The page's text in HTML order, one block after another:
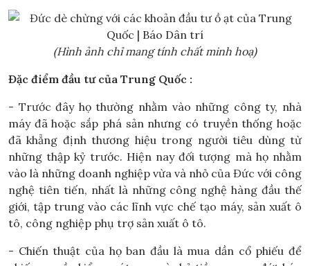
(Hình ảnh chỉ mang tính chất minh hoạ)
Đặc điểm đầu tư của Trung Quốc :
- Trước đây họ thường nhằm vào những công ty, nhà
máy đã hoặc sắp phá sản nhưng có truyền thống hoặc
đã khẳng định thương hiệu trong người tiêu dùng từ
những thập kỷ trước. Hiện nay đối tượng mà họ nhằm
vào là những doanh nghiệp vừa và nhỏ của Đức với công
nghệ tiên tiến, nhất là những công nghệ hàng đầu thế
giới, tập trung vào các lĩnh vực chế tạo máy, sản xuất ô
tô, công nghiệp phụ trợ sản xuất ô tô.
- Chiến thuật của họ ban đầu là mua dần cổ phiếu để